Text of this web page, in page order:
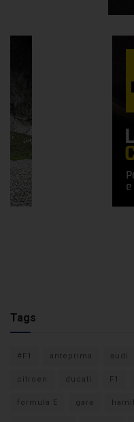
Tags
#F1 anteprima audi
citroen ducati F1
formula E gara